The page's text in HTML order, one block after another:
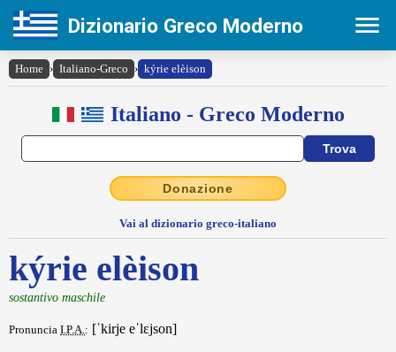
Dizionario Greco Moderno
Home › Italiano-Greco › kýrie elèison
Italiano - Greco Moderno
Donazione
Vai al dizionario greco-italiano
kýrie elèison
sostantivo maschile
Pronuncia I.P.A.: [ˈkirje eˈlɛjson]